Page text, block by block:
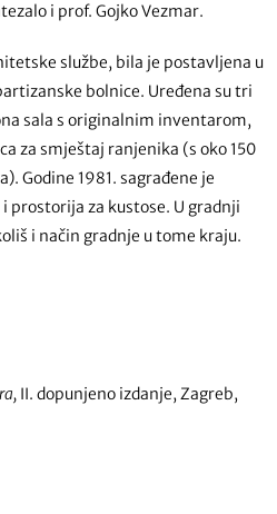
i prof. Gojko Vezmar.
službe, bila je postavljena u
bolnice. Uređena su tri
sala s originalnim inventarom,
za smještaj ranjenika (s oko 150
Godine 1981. sagrađene je
prostorija za kustose. U gradnji
i način gradnje u tome kraju.
II. dopunjeno izdanje, Zagreb,